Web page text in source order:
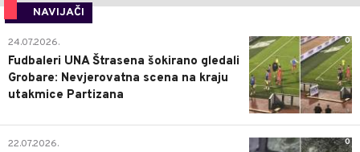
NAVIJAČI
0
24.07.2026.
Fudbaleri UNA Štrasena šokirano gledali
Grobare: Nevjerovatna scena na kraju
utakmice Partizana
0
22.07.2026.